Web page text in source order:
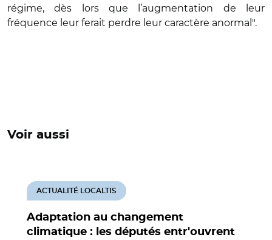
régime, dès lors que l’augmentation de leur
fréquence leur ferait perdre leur caractère anormal".
Voir aussi
Adaptation au changement
climatique : les députés entr'ouvrent
ACTUALITÉ LOCALTIS